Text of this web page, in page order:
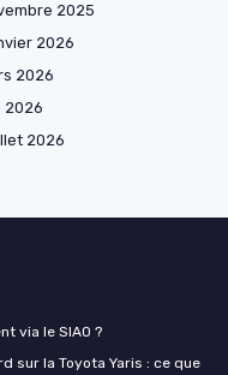
2025
2026
2026
2026
2026
via le SIAO ?
sur la Toyota Yaris : ce que